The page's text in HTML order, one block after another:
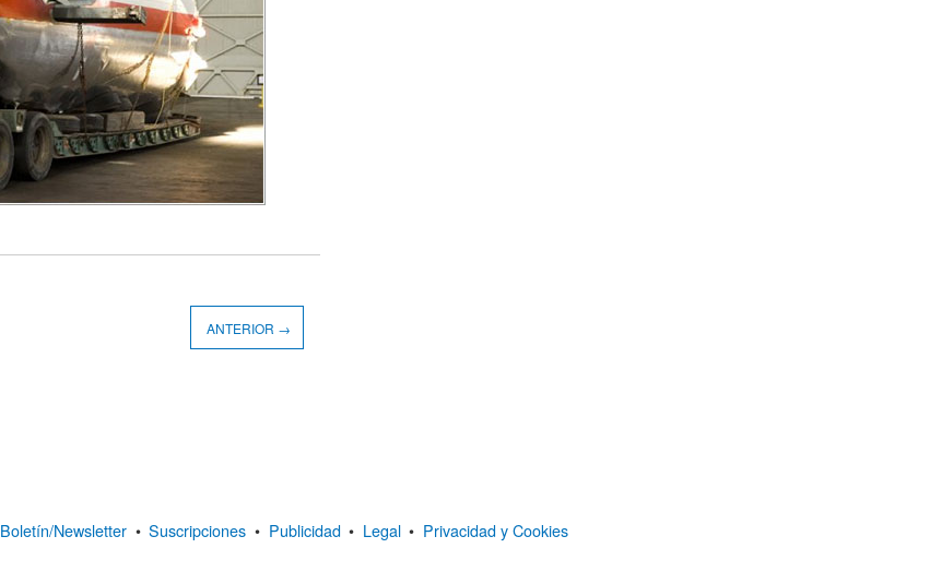
ANTERIOR →
Boletín/Newsletter • Suscripciones • Publicidad • Legal • Privacidad y Cookies